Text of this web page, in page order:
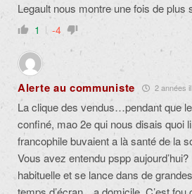
Legault nous montre une fois de plus
1 -4
Alerte au communiste 2 années
La clique des vendus…pendant que
confiné, mao 2e qui nous disais quoi
francophile buvaient a là santé de la
Vous avez entendu pspp
habituelle et se lance dans de